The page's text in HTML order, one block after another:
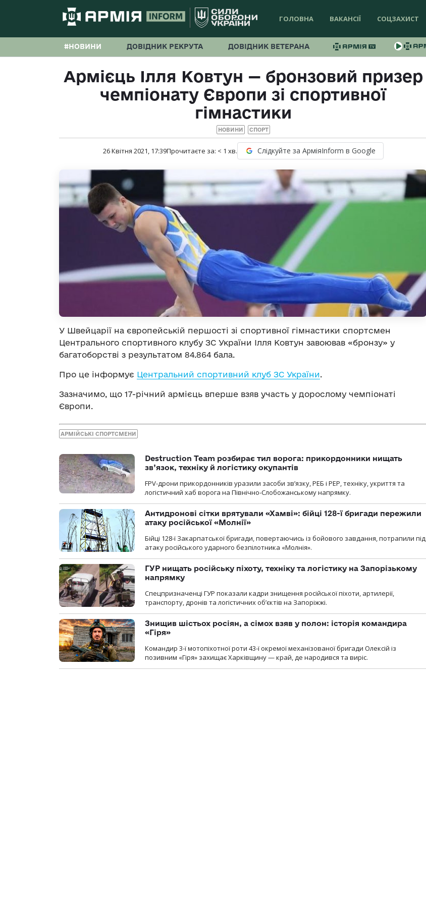
ГОЛОВНА ВАКАНСІЇ СОЦЗАХИСТ
#НОВИНИ ДОВІДНИК РЕКРУТА ДОВІДНИК ВЕТЕРАНА
Армієць Ілля Ковтун — бронзовий призер
чемпіонату Європи зі спортивної
гімнастики
НОВИНИ СПОРТ
26 Квітня 2021, 17:39Прочитаєте за: < 1 хв. Слідкуйте за АрміяInform в Google
У Швейцарії на європейській першості зі спортивної гімнастики спортсмен
Центрального спортивного клубу ЗС України Ілля Ковтун завоював «бронзу» у
багатоборстві з результатом 84.864 бала.
Про це інформує Центральний спортивний клуб ЗС України.
Зазначимо, що 17-річний армієць вперше взяв участь у дорослому чемпіонаті
Європи.
АРМІЙСЬКІ СПОРТСМЕНИ
Destruction Team розбирає тил ворога: прикордонники нищать
зв’язок, техніку й логістику окупантів
FPV-дрони прикордонників уразили засоби зв’язку, РЕБ і РЕР, техніку, укриття та
логістичний хаб ворога на Північно-Слобожанському напрямку.
Антидронові сітки врятували «Хамві»: бійці 128-ї бригади пережили
атаку російської «Молнії»
Бійці 128-ї Закарпатської бригади, повертаючись із бойового завдання, потрапили під
атаку російського ударного безпілотника «Молнія».
ГУР нищать російську піхоту, техніку та логістику на Запорізькому
напрямку
Спецпризначенці ГУР показали кадри знищення російської піхоти, артилерії,
транспорту, дронів та логістичних об’єктів на Запоріжжі.
Знищив шістьох росіян, а сімох взяв у полон: історія командира
«Гіря»
Командир 3-ї мотопіхотної роти 43-ї окремої механізованої бригади Олексій із
позивним «Гіря» захищає Харківщину — край, де народився та виріс.